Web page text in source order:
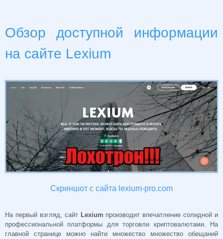
Обзор доступной информации
на сайте Lexium
Скриншот с сайта lexium-pro.com
На первый взгляд, сайт Lexium производит впечатление солидной и
профессиональной платформы для торговли криптовалютами. На
главной странице можно найти множество множество обещаний